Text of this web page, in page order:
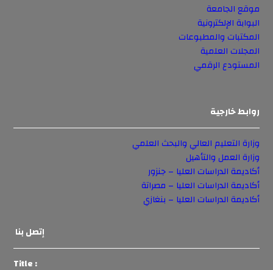
موقع الجامعة
البوابة الإلكترونية
المكتبات والمطبوعات
المجلات العلمية
المستودع الرقمي
روابط خارجية
وزارة التعليم العالي والبحث العلمي
وزارة العمل والتأهيل
أكاديمة الدراسات العليا – جنزور
أكاديمة الدراسات العليا – مصراتة
أكاديمة الدراسات العليا – بنغازي
إتصل بنا
Title :